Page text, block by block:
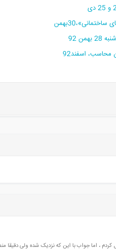
92
اسفند92